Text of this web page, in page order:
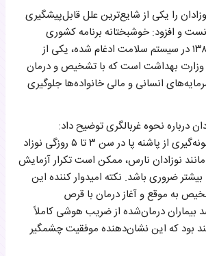
را یکی از شایع‌ترین علل قابل‌پیشگیری
و افزود: خوشبختانه برنامه کشوری
غربالگری که از سال ۱۳۸۴ در سیستم سلامت ادغام شده، یکی از
وزارت بهداشت است که با تشخیص و درمان
انسانی و مالی خانواده‌ها جلوگیری
درباره نحوه غربالگری توضیح داد:
مناسب‌ترین روش، نمونه‌گیری از پاشنه پا در سن ۳ تا ۵ روزگی نوزاد
نوزادان نارس، ممکن است تکرار آزمایش
ضروری باشد. نکته امیدوار کننده این
به‌ موقع و آغاز درمان با قرص
۱۰۰ درصد بیماران درمان‌شده از ضریب هوشی کاملاً
بود که این نشان‌دهنده موفقیت چشمگیر